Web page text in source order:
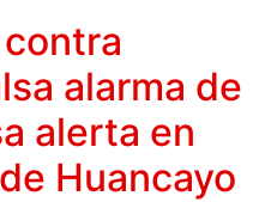
alarma de
alerta en
Huancayo